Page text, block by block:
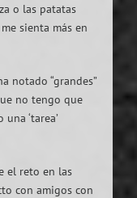
o las patatas
sienta más en
notado “grandes”
no tengo que
‘tarea’
el reto en las
con amigos con